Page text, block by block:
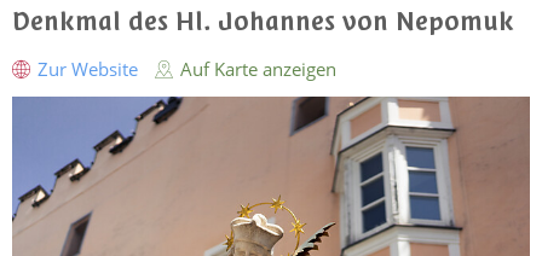
Denkmal des Hl. Johannes von Nepomuk
Zur Website Auf Karte anzeigen